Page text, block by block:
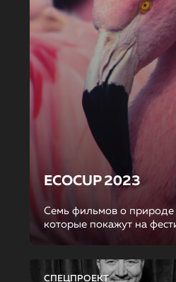
ECOCUP 2023
Семь фильмов о природе
которые покажут на
СПЕЦПРОЕКТ